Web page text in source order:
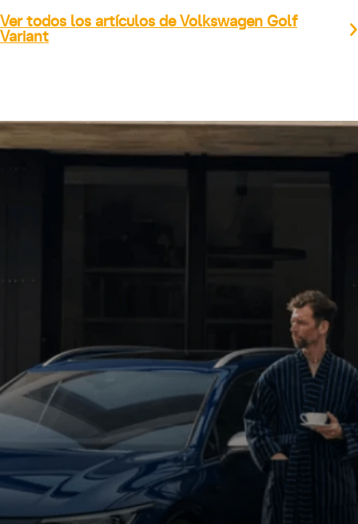
Ver todos los artículos de Volkswagen Golf
Variant